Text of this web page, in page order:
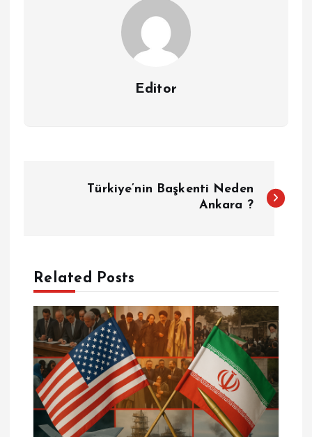
Editor
g
e
z
Türkiye’nin Başkenti Neden
Ankara ?
Related Posts